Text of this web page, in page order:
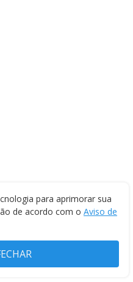
para aprimorar sua
de acordo com o Aviso de